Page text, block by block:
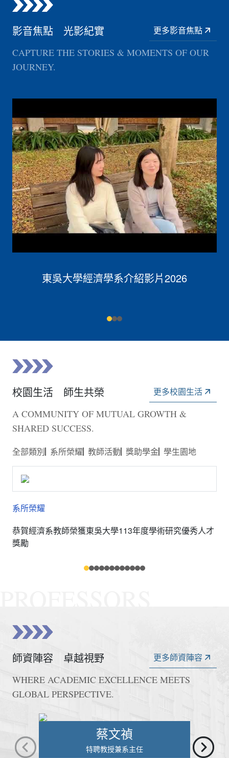
影音焦點 光影紀實 更多影音焦點
CAPTURE THE STORIES & MOMENTS OF OUR
JOURNEY.
東吳大學經濟學系介紹影片2026
校園生活 師生共榮 更多校園生活
A COMMUNITY OF MUTUAL GROWTH &
SHARED SUCCESS.
全部類別 系所榮耀 教師活動 獎助學金 學生園地
系所榮耀
恭賀經濟系教師榮獲東吳大學113年度學術研究優秀人才
獎勵
師資陣容 卓越視野 更多師資陣容
WHERE ACADEMIC EXCELLENCE MEETS
GLOBAL PERSPECTIVE.
蔡文禎
特聘教授兼系主任